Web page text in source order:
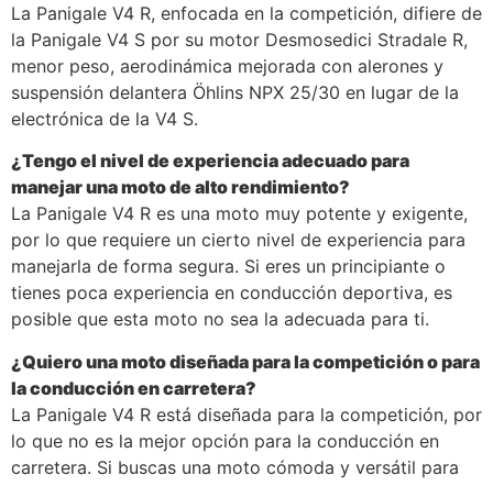
La Panigale V4 R, enfocada en la competición, difiere de
la Panigale V4 S por su motor Desmosedici Stradale R,
menor peso, aerodinámica mejorada con alerones y
suspensión delantera Öhlins NPX 25/30 en lugar de la
electrónica de la V4 S.
¿Tengo el nivel de experiencia adecuado para
manejar una moto de alto rendimiento?
La Panigale V4 R es una moto muy potente y exigente,
por lo que requiere un cierto nivel de experiencia para
manejarla de forma segura. Si eres un principiante o
tienes poca experiencia en conducción deportiva, es
posible que esta moto no sea la adecuada para ti.
¿Quiero una moto diseñada para la competición o para
la conducción en carretera?
La Panigale V4 R está diseñada para la competición, por
lo que no es la mejor opción para la conducción en
carretera. Si buscas una moto cómoda y versátil para